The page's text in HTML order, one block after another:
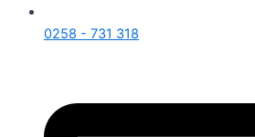
0258 - 731 318